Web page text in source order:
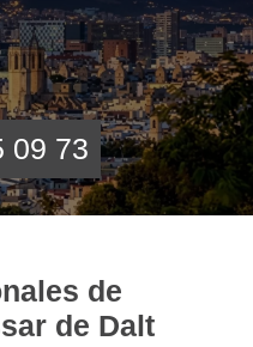
09 73
de
de Dalt